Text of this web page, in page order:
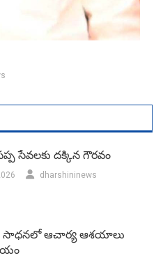
సేవలకు దక్కిన గౌరవం
dharshininews
సాధనలో ఆచార్య ఆశయాలు